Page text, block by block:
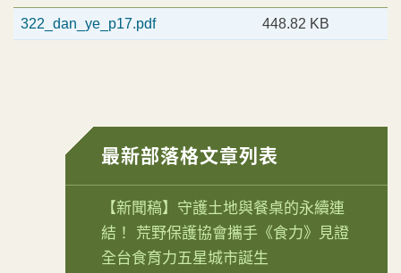
322_dan_ye_p17.pdf 448.82 KB
最新部落格文章列表
【新聞稿】守護土地與餐桌的永續連
結！ 荒野保護協會攜手《食力》見證
全台食育力五星城市誕生